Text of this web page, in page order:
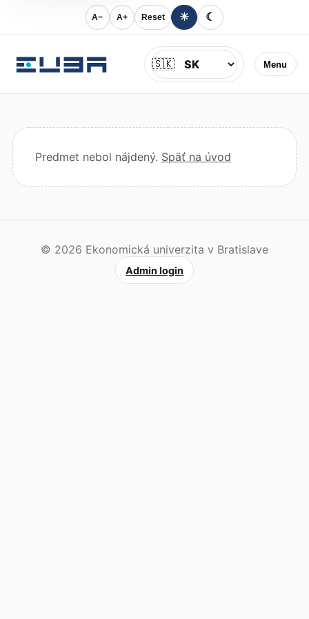
A− A+ Reset ☀ ☾
Menu
Jazyk
🇸🇰
Predmet nebol nájdený. Späť na úvod
© 2026 Ekonomická univerzita v Bratislave
Admin login